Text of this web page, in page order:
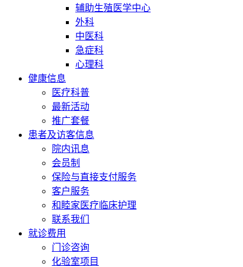
辅助生殖医学中心
外科
中医科
急症科
心理科
健康信息
医疗科普
最新活动
推广套餐
患者及访客信息
院内讯息
会员制
保险与直接支付服务
客户服务
和睦家医疗临床护理
联系我们
就诊费用
门诊咨询
化验室项目